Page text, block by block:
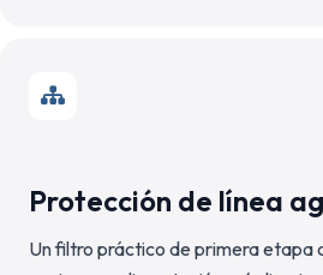
Protección de línea
Un filtro práctico de primera etapa